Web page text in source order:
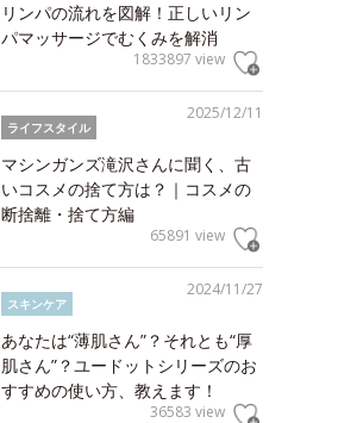
リンパの流れを図解！正しいリン
パマッサージでむくみを解消
1833897 view
2025/12/11
ライフスタイル
マシンガンズ滝沢さんに聞く、古
いコスメの捨て方は？｜コスメの
断捨離・捨て方編
65891 view
2024/11/27
スキンケア
あなたは“薄肌さん”？それとも“厚
肌さん”？ユードットシリーズのお
すすめの使い方、教えます！
36583 view